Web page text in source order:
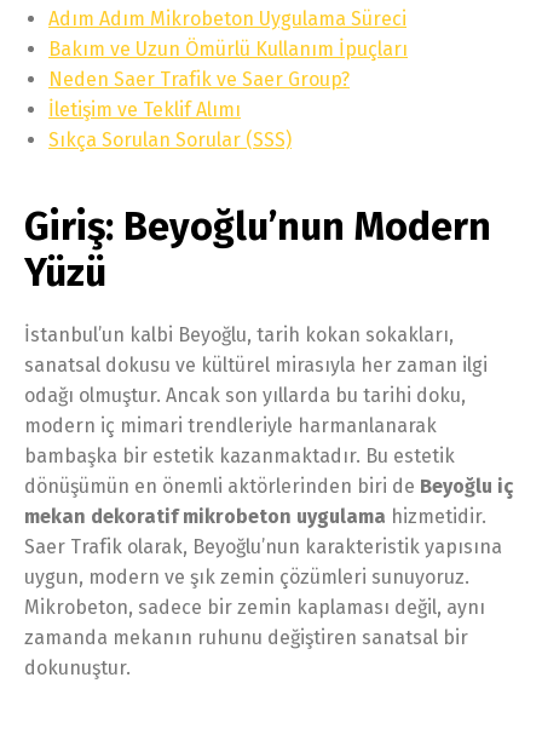
Adım Adım Mikrobeton Uygulama Süreci
Bakım ve Uzun Ömürlü Kullanım İpuçları
Neden Saer Trafik ve Saer Group?
İletişim ve Teklif Alımı
Sıkça Sorulan Sorular (SSS)
Giriş: Beyoğlu’nun Modern
Yüzü
İstanbul’un kalbi Beyoğlu, tarih kokan sokakları,
sanatsal dokusu ve kültürel mirasıyla her zaman ilgi
odağı olmuştur. Ancak son yıllarda bu tarihi doku,
modern iç mimari trendleriyle harmanlanarak
bambaşka bir estetik kazanmaktadır. Bu estetik
dönüşümün en önemli aktörlerinden biri de Beyoğlu iç
mekan dekoratif mikrobeton uygulama hizmetidir.
Saer Trafik olarak, Beyoğlu’nun karakteristik yapısına
uygun, modern ve şık zemin çözümleri sunuyoruz.
Mikrobeton, sadece bir zemin kaplaması değil, aynı
zamanda mekanın ruhunu değiştiren sanatsal bir
dokunuştur.